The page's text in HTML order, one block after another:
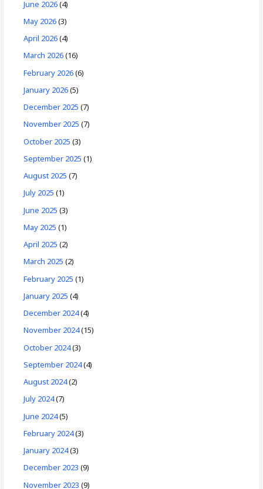
June 2026(4)
May 2026(3)
April 2026(4)
March 2026(16)
February 2026(6)
January 2026(5)
December 2025 (7)
November 2025 (7)
October 2025 (3)
September 2025 (1)
August 2025 (7)
July 2025 (1)
June 2025 (3)
May 2025 (1)
April 2025 (2)
March 2025 (2)
February 2025 (1)
January 2025 (4)
December 2024(4)
November 2024(15)
October 2024(3)
September 2024(4)
August 2024(2)
July 2024(7)
June 2024(5)
February 2024(3)
January 2024(3)
December 2023 (9)
November 2023 (9)